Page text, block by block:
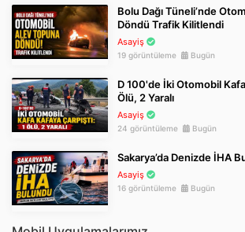
Bolu Dağı Tüneli’nde
Döndü Trafik Kilitlendi
Asayiş
19 görüntüleme Bugün
D 100'de İki Otomobil Kafa
Ölü, 2 Yaralı
Asayiş
24 görüntüleme Bugün
Sakarya’da Denizde İHA
Asayiş
16 görüntüleme Bugün